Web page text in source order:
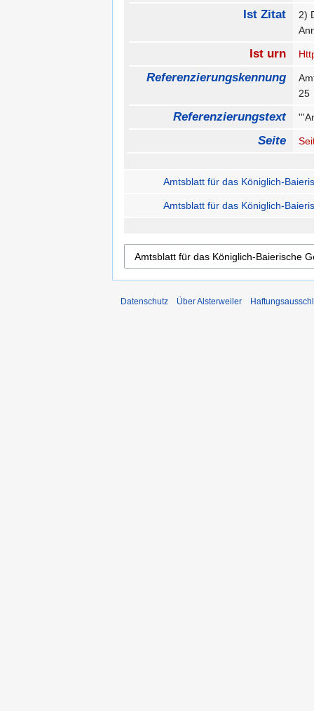
Ist Zitat
2)
Ist urn
Referenzierungskennung
Referenzierungstext
Seite
Amtsblatt für das Königlich-
Amtsblatt für das Königlich-
Datenschutz Über Alsterweiler